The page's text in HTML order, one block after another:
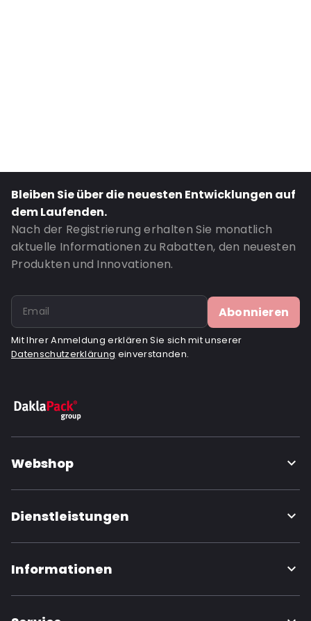
Bleiben Sie über die neuesten Entwicklungen auf
dem Laufenden.
Nach der Registrierung erhalten Sie monatlich
aktuelle Informationen zu Rabatten, den neuesten
Produkten und Innovationen.
Abonnieren
Mit Ihrer Anmeldung erklären Sie sich mit unserer
Datenschutzerklärung einverstanden.
Webshop
Dienstleistungen
Informationen